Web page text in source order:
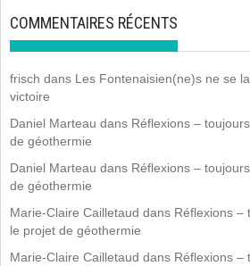
COMMENTAIRES RÉCENTS
frisch dans Les Fontenaisien(ne)s ne se
victoire
Daniel Marteau dans Réflexions –
de géothermie
Daniel Marteau dans Réflexions –
de géothermie
Marie-Claire Cailletaud dans Réflexions –
le projet de géothermie
Marie-Claire Cailletaud dans Réflexions –